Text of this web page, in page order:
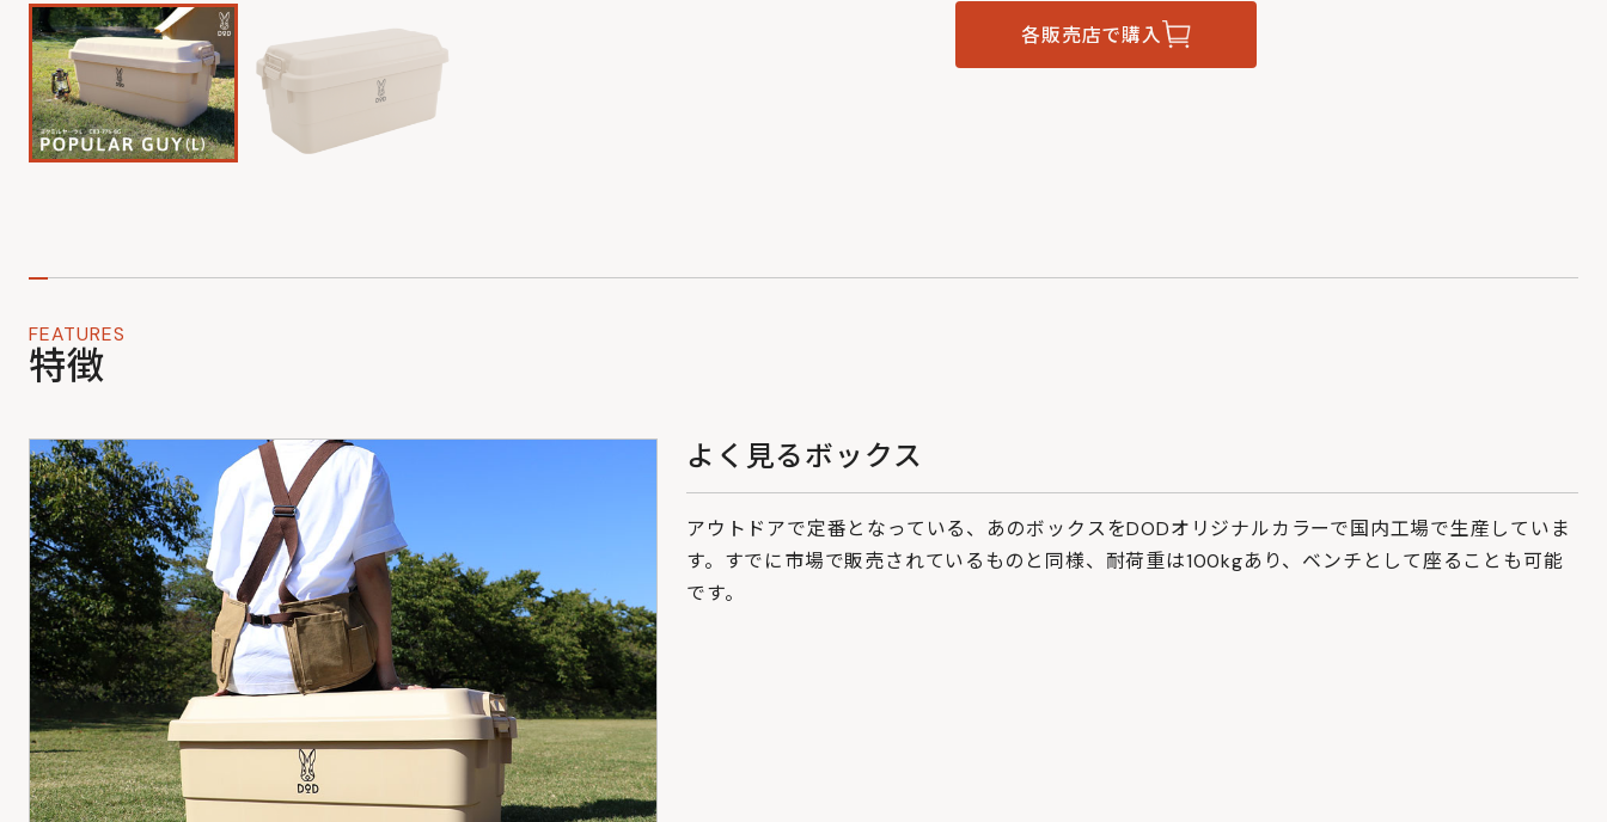
各販売店で購入
FEATURES
特徴
よく見るボックス
アウトドアで定番となっている、あのボックスをDODオリジナルカラーで国内工場で生産していま
す。すでに市場で販売されているものと同様、耐荷重は100kgあり、ベンチとして座ることも可能
です。